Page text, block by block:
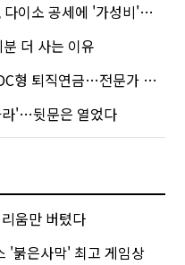
공세에 '가성비'로 맞불
더 사는 이유
퇴직연금…전문가 조언은
'…뒷문은 열었다
움만 버텼다
붉은사막' 최고 게임상